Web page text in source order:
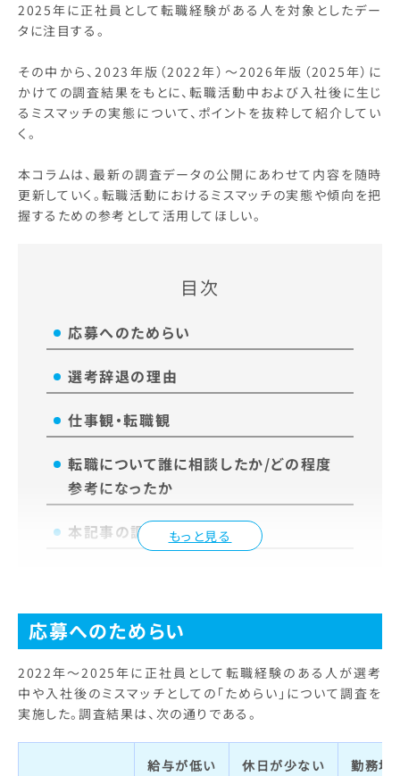
2025年に正社員として転職経験がある人を対象としたデー
タに注目する。
その中から、2023年版（2022年）～2026年版（2025年）に
かけての調査結果をもとに、転職活動中および入社後に生じ
るミスマッチの実態について、ポイントを抜粋して紹介してい
く。
本コラムは、最新の調査データの公開にあわせて内容を随時
更新していく。転職活動におけるミスマッチの実態や傾向を把
握するための参考として活用してほしい。
目次
もっと見る
応募へのためらい
選考辞退の理由
仕事観・転職観
転職について誰に相談したか/どの程度
参考になったか
本記事の調査一覧
応募へのためらい
2022年～2025年に正社員として転職経験のある人が選考
中や入社後のミスマッチとしての「ためらい」について調査を
実施した。調査結果は、次の通りである。
給与が低い 休日が少ない
勤務地